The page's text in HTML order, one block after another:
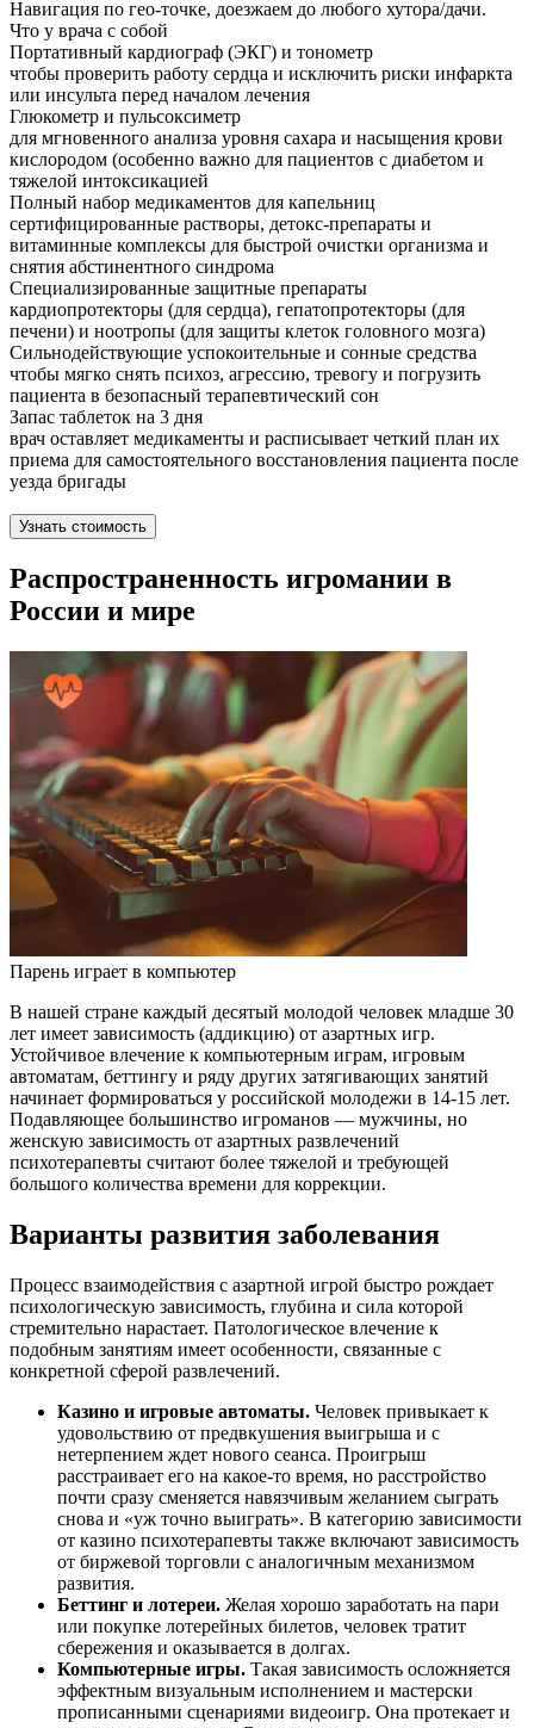
Навигация по гео-точке, доезжаем до любого хутора/дачи.
Что у врача с собой
Портативный кардиограф (ЭКГ) и тонометр
чтобы проверить работу сердца и исключить риски инфаркта
или инсульта перед началом лечения
Глюкометр и пульсоксиметр
для мгновенного анализа уровня сахара и насыщения крови
кислородом (особенно важно для пациентов с диабетом и
тяжелой интоксикацией
Полный набор медикаментов для капельниц
сертифицированные растворы, детокс-препараты и
витаминные комплексы для быстрой очистки организма и
снятия абстинентного синдрома
Специализированные защитные препараты
кардиопротекторы (для сердца), гепатопротекторы (для
печени) и ноотропы (для защиты клеток головного мозга)
Сильнодействующие успокоительные и сонные средства
чтобы мягко снять психоз, агрессию, тревогу и погрузить
пациента в безопасный терапевтический сон
Запас таблеток на 3 дня
врач оставляет медикаменты и расписывает четкий план их
приема для самостоятельного восстановления пациента после
уезда бригады
Узнать стоимость
Распространенность игромании в
России и мире
Парень играет в компьютер
В нашей стране каждый десятый молодой человек младше 30
лет имеет зависимость (аддикцию) от азартных игр.
Устойчивое влечение к компьютерным играм, игровым
автоматам, беттингу и ряду других затягивающих занятий
начинает формироваться у российской молодежи в 14-15 лет.
Подавляющее большинство игроманов — мужчины, но
женскую зависимость от азартных развлечений
психотерапевты считают более тяжелой и требующей
большого количества времени для коррекции.
Варианты развития заболевания
Процесс взаимодействия с азартной игрой быстро рождает
психологическую зависимость, глубина и сила которой
стремительно нарастает. Патологическое влечение к
подобным занятиям имеет особенности, связанные с
конкретной сферой развлечений.
Казино и игровые автоматы. Человек привыкает к
удовольствию от предвкушения выигрыша и с
нетерпением ждет нового сеанса. Проигрыш
расстраивает его на какое-то время, но расстройство
почти сразу сменяется навязчивым желанием сыграть
снова и «уж точно выиграть». В категорию зависимости
от казино психотерапевты также включают зависимость
от биржевой торговли с аналогичным механизмом
развития.
Беттинг и лотереи. Желая хорошо заработать на пари
или покупке лотерейных билетов, человек тратит
сбережения и оказывается в долгах.
Компьютерные игры. Такая зависимость осложняется
эффектным визуальным исполнением и мастерски
прописанными сценариями видеоигр. Она протекает и